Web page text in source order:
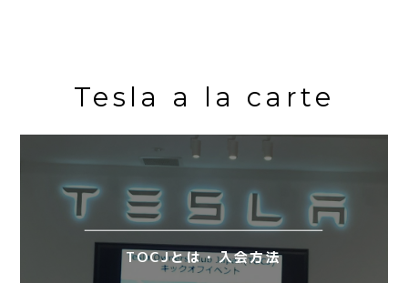
Tesla a la carte
TOCJとは・入会方法